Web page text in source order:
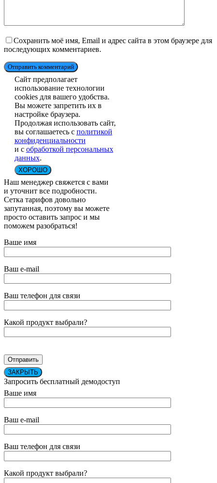
Сохранить моё имя, Email и адрес сайта в этом браузере для
последующих комментариев.
Отправить комментарий
Сайт предполагает
использование технологии
cookies для вашего удобства.
Вы можете запретить их в
настройке браузера.
Продолжая использовать сайт,
вы соглашаетесь с политикой
конфиденциальности
и с обработкой персональных
данных.
ХОРОШО
Наш менеджер свяжется с вами
и уточнит все подробности.
Сетка тарифов довольно
запутанная, поэтому вы можете
просто оставить запрос и мы
поможем разобраться!
Ваше имя
Ваш e-mail
Ваш телефон для связи
Какой продукт выбрали?
ЗАКРЫТЬ
Запросить бесплатный демодоступ
Ваше имя
Ваш e-mail
Ваш телефон для связи
Какой продукт выбрали?